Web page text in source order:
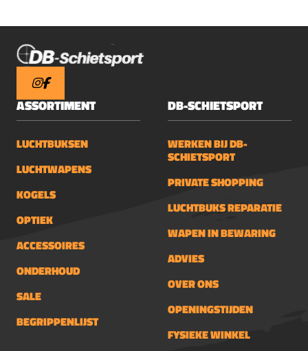
tubeObjective: 44mmIllumination: Red,
6 levelsReticle: 20x half mildotElevation
increment: 1/10 MRADElevation
adjustment range: 28MRADWindage
increment: 1/10 MRADWindage
adjustment range: 28MRADTurret type:
ASSORTIMENT
LUCHTBUKSEN
LUCHTWAPENS
KOGELS
OPTIEK
ACCESSOIRES
ONDERHOUD
SALE
BEGRIPPENLIJST
DB-SCHIETSPORT
WERKEN BIJ DB-
SCHIETSPORT
PRIVATE SHOPPING
LUCHTBUKS REPARATIE
WAPEN IN BEWARING
ADVIES
OVER ONS
OPENINGSTIJDEN
FYSIEKE WINKEL